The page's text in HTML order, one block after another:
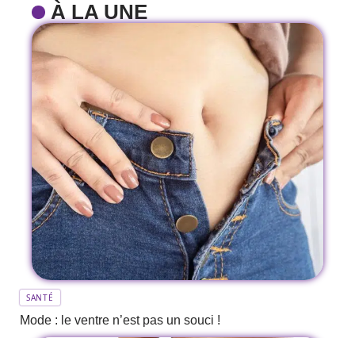
À LA UNE
SANTÉ
Mode : le ventre n’est pas un souci !